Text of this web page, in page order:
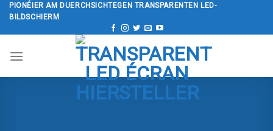
Wiesselen
op
den
Inhalt
PIONÉIER AM DUERCHSICHTEGEN TRANSPARENTEN LED-
BILDSCHIERM